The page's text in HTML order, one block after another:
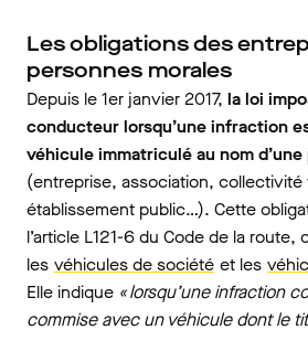
Les obligations des
personnes morales
Depuis le 1er janvier 2017, la loi
conducteur lorsqu’une infraction
véhicule immatriculé au nom
(entreprise, association, collectivité
établissement public…). Cette
l’article L121-6 du Code de la
les véhicules de société et les
Elle indique « lorsqu’une infraction
commise avec un véhicule dont le